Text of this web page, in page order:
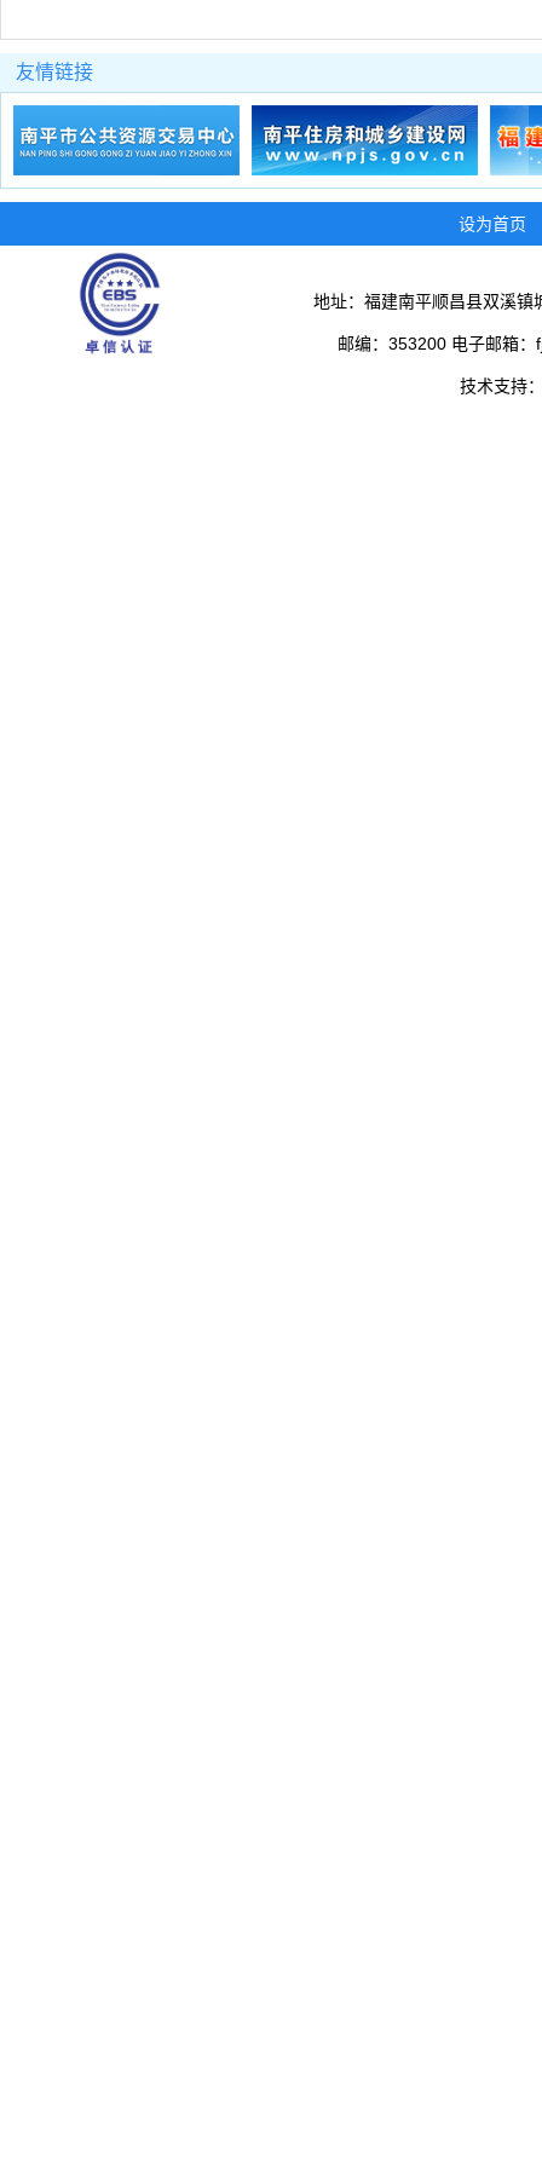
友情链接
设为首页
地址：福建南平顺昌县双溪
邮编：353200 电子邮箱
技术支持